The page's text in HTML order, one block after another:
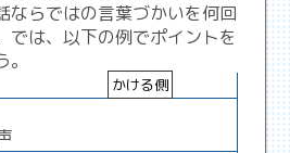
ならではの言葉づかいを何回
では、以下の例でポイントを
かける側